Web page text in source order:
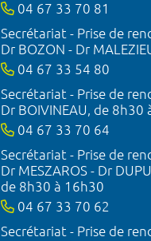
04 67 33 70 81
Secrétariat - Prise de
Dr BOZON - Dr
04 67 33 54 80
Secrétariat - Prise de
Dr BOIVINEAU, de 8h30
04 67 33 70 64
Secrétariat - Prise de
Dr MESZAROS - Dr
de 8h30 à 16h30
04 67 33 70 62
Secrétariat - Prise de